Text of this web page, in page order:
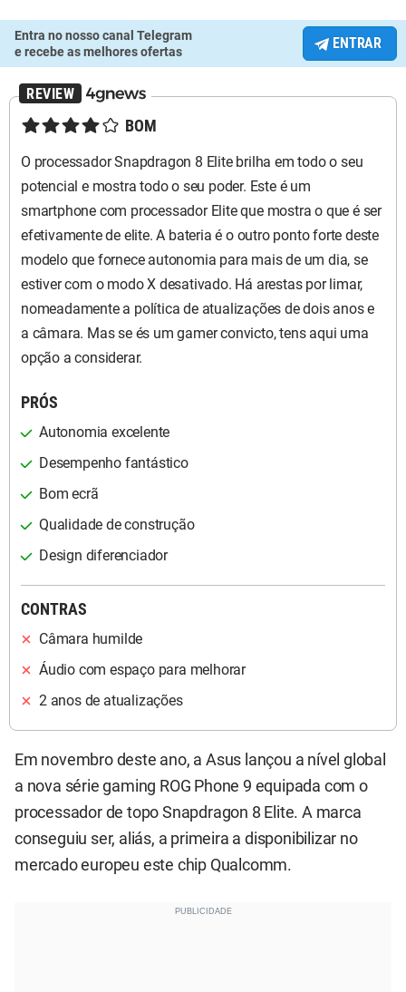
Entra no nosso canal Telegram
e recebe as melhores ofertas
ENTRAR
★★★★☆ BOM
O processador Snapdragon 8 Elite brilha em todo o seu
potencial e mostra todo o seu poder. Este é um
smartphone com processador Elite que mostra o que é ser
efetivamente de elite. A bateria é o outro ponto forte deste
modelo que fornece autonomia para mais de um dia, se
estiver com o modo X desativado. Há arestas por limar,
nomeadamente a política de atualizações de dois anos e
a câmara. Mas se és um gamer convicto, tens aqui uma
opção a considerar.
PRÓS
Autonomia excelente
Desempenho fantástico
Bom ecrã
Qualidade de construção
Design diferenciador
CONTRAS
Câmara humilde
Áudio com espaço para melhorar
2 anos de atualizações
Em novembro deste ano, a Asus lançou a nível global
a nova série gaming ROG Phone 9 equipada com o
processador de topo Snapdragon 8 Elite. A marca
conseguiu ser, aliás, a primeira a disponibilizar no
mercado europeu este chip Qualcomm.